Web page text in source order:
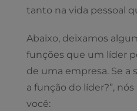
tanto na vida pessoal
Abaixo, deixamos
funções que um líder
de uma empresa. Se a
a função do líder?”,
você: